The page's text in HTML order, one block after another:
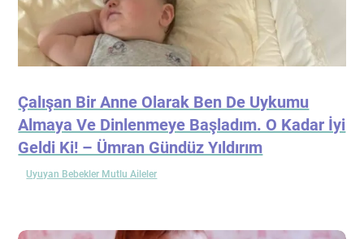
Çalışan Bir Anne Olarak Ben De Uykumu
Almaya Ve Dinlenmeye Başladım. O Kadar İyi
Geldi Ki! – Ümran Gündüz Yıldırım
Uyuyan Bebekler Mutlu Aileler